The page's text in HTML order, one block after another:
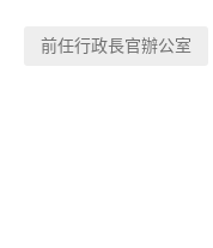
前任行政長官辦公室